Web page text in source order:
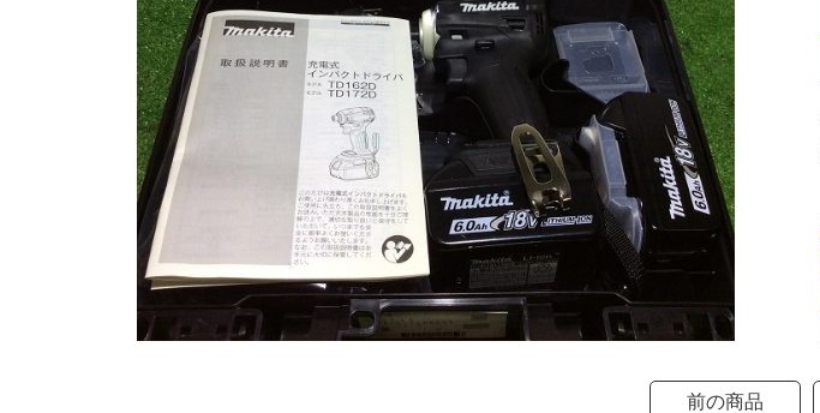
前の商品